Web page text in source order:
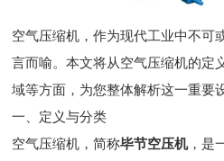
空气压缩机，作为现代工业中不可
言而喻。本文将从空气压缩机的定
域等方面，为您整体解析这一重要
一、定义与分类
空气压缩机，简称毕节空压机，是